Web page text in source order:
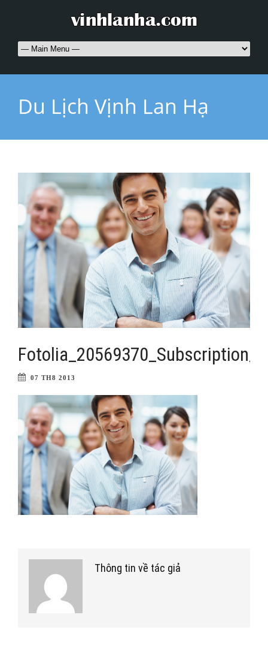
Du Lịch Vịnh Lan Hạ
07 TH8 2013
Thông tin về tác giả